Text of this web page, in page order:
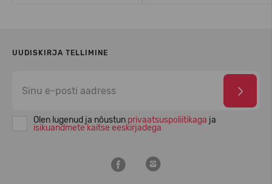
UUDISKIRJA TELLIMINE
Olen lugenud ja nõustun privaatsuspoliitikaga ja
isikuandmete kaitse eeskirjadega